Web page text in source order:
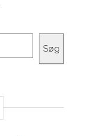
Søg